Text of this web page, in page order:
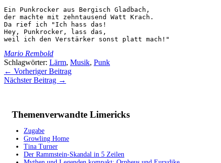
Ein Punkrocker aus Bergisch Gladbach,
der machte mit zehntausend Watt Krach.
Da rief ich "Ich hass das!
Hey, Punkrocker, lass das,
weil ich den Verstärker sonst platt mach!"
Mario Rembold
Schlagwörter: Lärm, Musik, Punk
← Vorheriger Beitrag
Nächster Beitrag →
Themenverwandte Limericks
Zugabe
Growling Home
Tina Turner
Der Rammstein-Skandal in 5 Zeilen